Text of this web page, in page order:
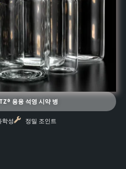
용융 석영 시약 병
학성 정밀 조인트